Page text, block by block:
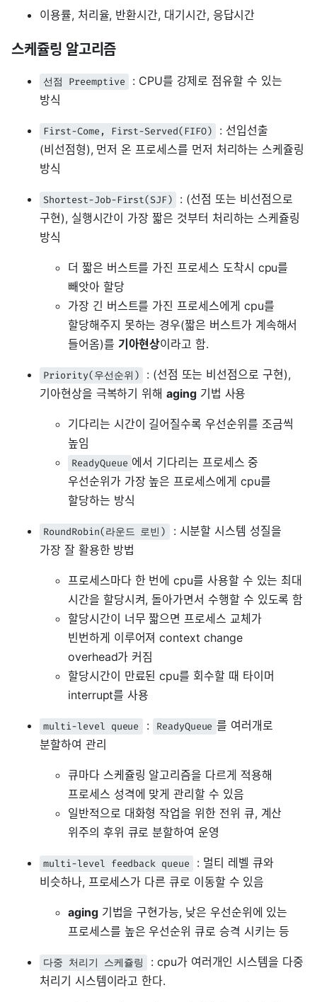
이용률, 처리율, 반환시간, 대기시간, 응답시간
스케쥴링 알고리즘
선점 Preemptive
: CPU를 강제로 점유할 수 있는
방식
First-Come, First-Served(FIFO)
: 선입선출
(비선점형), 먼저 온 프로세스를 먼저 처리하는 스케쥴링
방식
Shortest-Job-First(SJF)
: (선점 또는 비선점으로
구현), 실행시간이 가장 짧은 것부터 처리하는 스케쥴링
방식
더 짧은 버스트를 가진 프로세스 도착시 cpu를
빼앗아 할당
가장 긴 버스트를 가진 프로세스에게 cpu를
할당해주지 못하는 경우(짧은 버스트가 계속해서
들어옴)를 기아현상이라고 함.
Priority(우선순위)
: (선점 또는 비선점으로 구현),
기아현상을 극복하기 위해aging기법 사용
기다리는 시간이 길어질수록 우선순위를 조금씩
높임
ReadyQueue 에서 기다리는 프로세스 중
우선순위가 가장 높은 프로세스에게 cpu를
할당하는 방식
RoundRobin(라운드 로빈)
: 시분할 시스템 성질을
가장 잘 활용한 방법
프로세스마다 한 번에 cpu를 사용할 수 있는 최대
시간을 할당시켜, 돌아가면서 수행할 수 있도록 함
할당시간이 너무 짧으면 프로세스 교체가
빈번하게 이루어져 context change
overhead가 커짐
할당시간이 만료된 cpu를 회수할 때 타이머
interrupt를 사용
multi-level queue : ReadyQueue 를 여러개로
분할하여 관리
큐마다 스케쥴링 알고리즘을 다르게 적용해
프로세스 성격에 맞게 관리할 수 있음
일반적으로 대화형 작업을 위한 전위 큐, 계산
위주의 후위 큐로 분할하여 운영
multi-level feedback queue
: 멀티 레벨 큐와
비슷하나, 프로세스가 다른 큐로 이동할 수 있음
aging기법을 구현가능, 낮은 우선순위에 있는
프로세스를 높은 우선순위 큐로 승격 시키는 등
다중 처리기 스케쥴링
: cpu가 여러개인 시스템을 다중
처리기 시스템이라고 한다.